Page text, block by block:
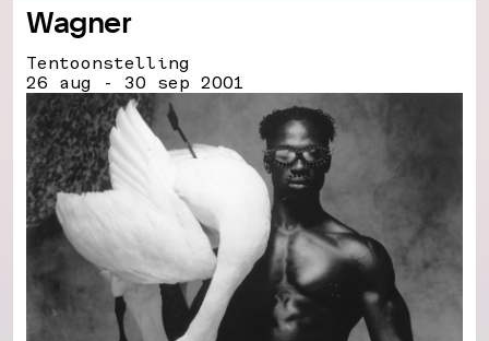
Wagner
Tentoonstelling
26 aug - 30 sep 2001